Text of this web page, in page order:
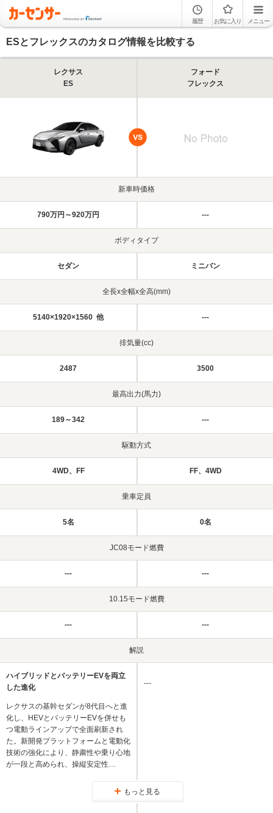
履歴 お気に入り メニュー
ESとフレックスのカタログ情報を比較する
レクサス
ES
フォード
フレックス
新車時価格
790万円～920万円 ---
ボディタイプ
セダン ミニバン
全長x全幅x全高(mm)
5140×1920×1560 他 ---
排気量(cc)
2487 3500
最高出力(馬力)
189～342 ---
駆動方式
4WD、FF FF、4WD
乗車定員
5名 0名
JC08モード燃費
--- ---
10.15モード燃費
--- ---
解説
ハイブリッドとバッテリーEVを両立
した進化
レクサスの基幹セダンが8代目へと進
化し、HEVとバッテリーEVを併せも
つ電動ラインアップで全面刷新され
た。新開発プラットフォームと電動化
技術の強化により、静粛性や乗り心地
が一段と高められ、操縦安定性…
---
もっと見る